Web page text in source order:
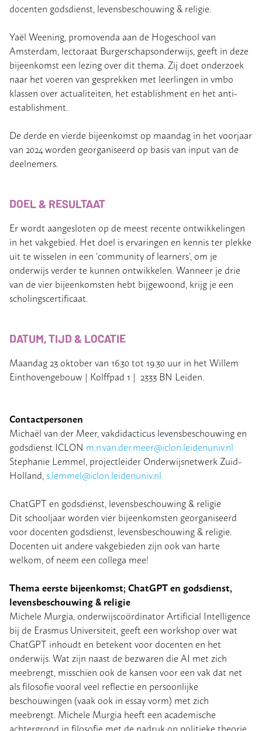
docenten godsdienst, levensbeschouwing & religie.
Yaël Weening, promovenda aan de Hogeschool van
Amsterdam, lectoraat Burgerschapsonderwijs, geeft in deze
bijeenkomst een lezing over dit thema. Zij doet onderzoek
naar het voeren van gesprekken met leerlingen in vmbo
klassen over actualiteiten, het establishment en het anti-
establishment.
De derde en vierde bijeenkomst op maandag in het voorjaar
van 2024 worden georganiseerd op basis van input van de
deelnemers.
DOEL & RESULTAAT
Er wordt aangesloten op de meest recente ontwikkelingen
in het vakgebied. Het doel is ervaringen en kennis ter plekke
uit te wisselen in een ‘community of learners’, om je
onderwijs verder te kunnen ontwikkelen. Wanneer je drie
van de vier bijeenkomsten hebt bijgewoond, krijg je een
scholingscertificaat.
DATUM, TIJD & LOCATIE
Maandag 23 oktober van 16.30 tot 19.30 uur in het Willem
Einthovengebouw | Kolffpad 1 | 2333 BN Leiden.
Contactpersonen
Michaël van der Meer, vakdidacticus levensbeschouwing en
godsdienst ICLON m.n.van.der.meer@iclon.leidenuniv.nl
Stephanie Lemmel, projectleider Onderwijsnetwerk Zuid-
Holland, s.lemmel@iclon.leidenuniv.nl
ChatGPT en godsdienst, levensbeschouwing & religie
Dit schooljaar worden vier bijeenkomsten georganiseerd
voor docenten godsdienst, levensbeschouwing & religie.
Docenten uit andere vakgebieden zijn ook van harte
welkom, of neem een collega mee!
Thema eerste bijeenkomst; ChatGPT en godsdienst,
levensbeschouwing & religie
Michele Murgia, onderwijscoördinator Artificial Intelligence
bij de Erasmus Universiteit, geeft een workshop over wat
ChatGPT inhoudt en betekent voor docenten en het
onderwijs. Wat zijn naast de bezwaren die AI met zich
meebrengt, misschien ook de kansen voor een vak dat net
als filosofie vooral veel reflectie en persoonlijke
beschouwingen (vaak ook in essay vorm) met zich
meebrengt. Michele Murgia heeft een academische
achtergrond in filosofie met de nadruk op politieke theorie.